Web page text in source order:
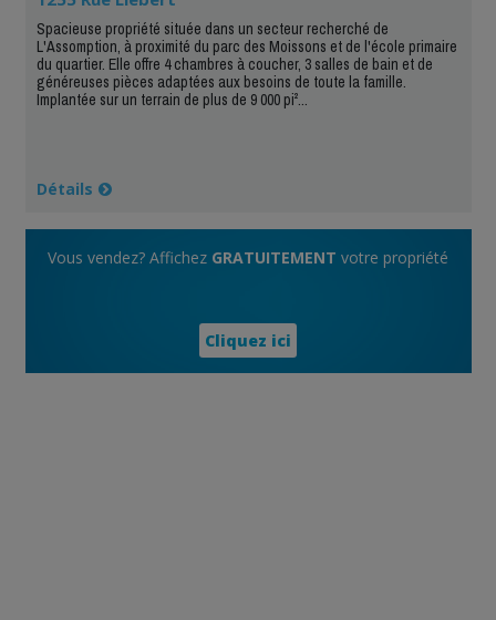
Spacieuse propriété située dans un secteur recherché de
L'Assomption, à proximité du parc des Moissons et de l'école primaire
du quartier. Elle offre 4 chambres à coucher, 3 salles de bain et de
généreuses pièces adaptées aux besoins de toute la famille.
Implantée sur un terrain de plus de 9 000 pi²...
Détails
Vous vendez? Affichez GRATUITEMENT votre propriété
Cliquez ici